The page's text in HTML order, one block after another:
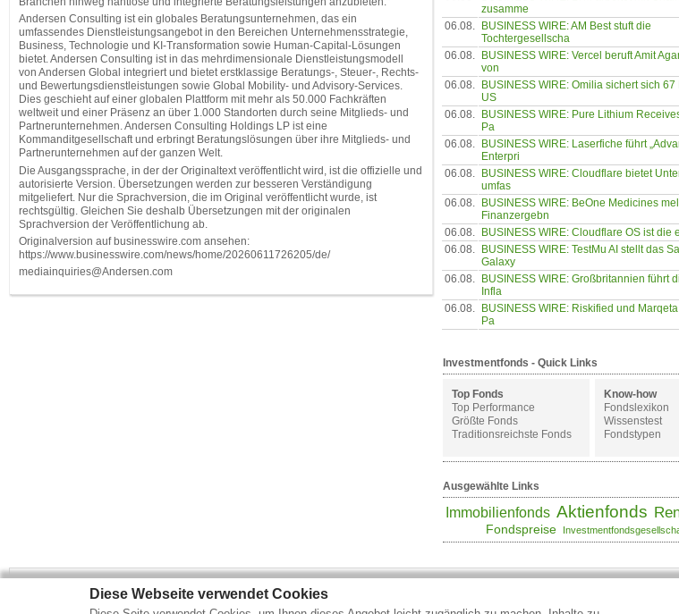
Diese Webseite verwendet Cookies
Andersen Consulting ist ein globales Beratungsunternehmen, das ein
umfassendes Dienstleistungsangebot in den Bereichen Unternehmensstrategie,
Business, Technologie und KI-Transformation sowie Human-Capital-Lösungen
bietet. Andersen Consulting ist in das mehrdimensionale Dienstleistungsmodell
von Andersen Global integriert und bietet erstklassige Beratungs-, Steuer-, Rechts-
und Bewertungsdienstleistungen sowie Global Mobility- und Advisory-Services.
Dies geschieht auf einer globalen Plattform mit mehr als 50.000 Fachkräften
weltweit und einer Präsenz an über 1.000 Standorten durch seine Mitglieds- und
Partnerunternehmen. Andersen Consulting Holdings LP ist eine
Kommanditgesellschaft und erbringt Beratungslösungen über ihre Mitglieds- und
Partnerunternehmen auf der ganzen Welt.
Die Ausgangssprache, in der der Originaltext veröffentlicht wird, ist die offizielle und
autorisierte Version. Übersetzungen werden zur besseren Verständigung
mitgeliefert. Nur die Sprachversion, die im Original veröffentlicht wurde, ist
rechtsgültig. Gleichen Sie deshalb Übersetzungen mit der originalen
Sprachversion der Veröffentlichung ab.
Originalversion auf businesswire.com ansehen:
https://www.businesswire.com/news/home/20260611726205/de/
mediainquiries@Andersen.com
zusamme
06.08.
BUSINESS WIRE: AM Best stuft die
Tochtergesellscha
06.08.
BUSINESS WIRE: Vercel beruft Amit
von
06.08.
BUSINESS WIRE: Omilia sichert sich
US
06.08.
BUSINESS WIRE: Pure Lithium
Pa
06.08.
BUSINESS WIRE: Laserfiche führt
Enterpri
06.08.
BUSINESS WIRE: Cloudflare bietet
umfas
06.08.
BUSINESS WIRE: BeOne Medicines
Finanzergebn
06.08.
BUSINESS WIRE: Cloudflare OS ist die
06.08.
BUSINESS WIRE: TestMu AI stellt das
Galaxy
06.08.
BUSINESS WIRE: Großbritannien führt
Infla
06.08.
BUSINESS WIRE: Riskified und
Pa
Investmentfonds - Quick Links
Top Fonds
Top Performance
Größte Fonds
Traditionsreichste Fonds
Know-how
Fondslexikon
Wissenstest
Fondstypen
Ausgewählte Links
Immobilienfonds Aktienfonds
Fondspreise